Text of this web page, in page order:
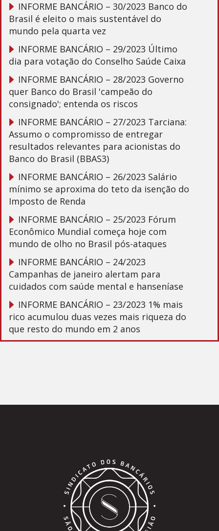
INFORME BANCÁRIO – 30/2023 Banco do
Brasil é eleito o mais sustentável do
mundo pela quarta vez
INFORME BANCÁRIO – 29/2023 Último
dia para votação do Conselho Saúde Caixa
INFORME BANCÁRIO – 28/2023 Governo
quer Banco do Brasil 'campeão do
consignado'; entenda os riscos
INFORME BANCÁRIO – 27/2023 Tarciana:
Assumo o compromisso de entregar
resultados relevantes para acionistas do
Banco do Brasil (BBAS3)
INFORME BANCÁRIO – 26/2023 Salário
mínimo se aproxima do teto da isenção do
Imposto de Renda
INFORME BANCÁRIO – 25/2023 Fórum
Econômico Mundial começa hoje com
mundo de olho no Brasil pós-ataques
INFORME BANCÁRIO – 24/2023
Campanhas de janeiro alertam para
cuidados com saúde mental e hanseníase
INFORME BANCÁRIO – 23/2023 1% mais
rico acumulou duas vezes mais riqueza do
que resto do mundo em 2 anos